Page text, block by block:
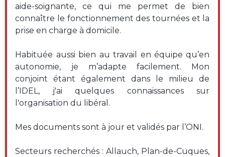
aide-soignante, ce qui me permet de bien
connaître le fonctionnement des tournées et la
prise en charge à domicile.
Habituée aussi bien au travail en équipe qu’en
autonomie, je m’adapte facilement. Mon
conjoint étant également dans le milieu de
l’IDEL, j'ai quelques connaissances sur
l'organisation du libéral.
Mes documents sont à jour et validés par l’ONI.
Secteurs recherchés : Allauch, Plan-de-Cuques,